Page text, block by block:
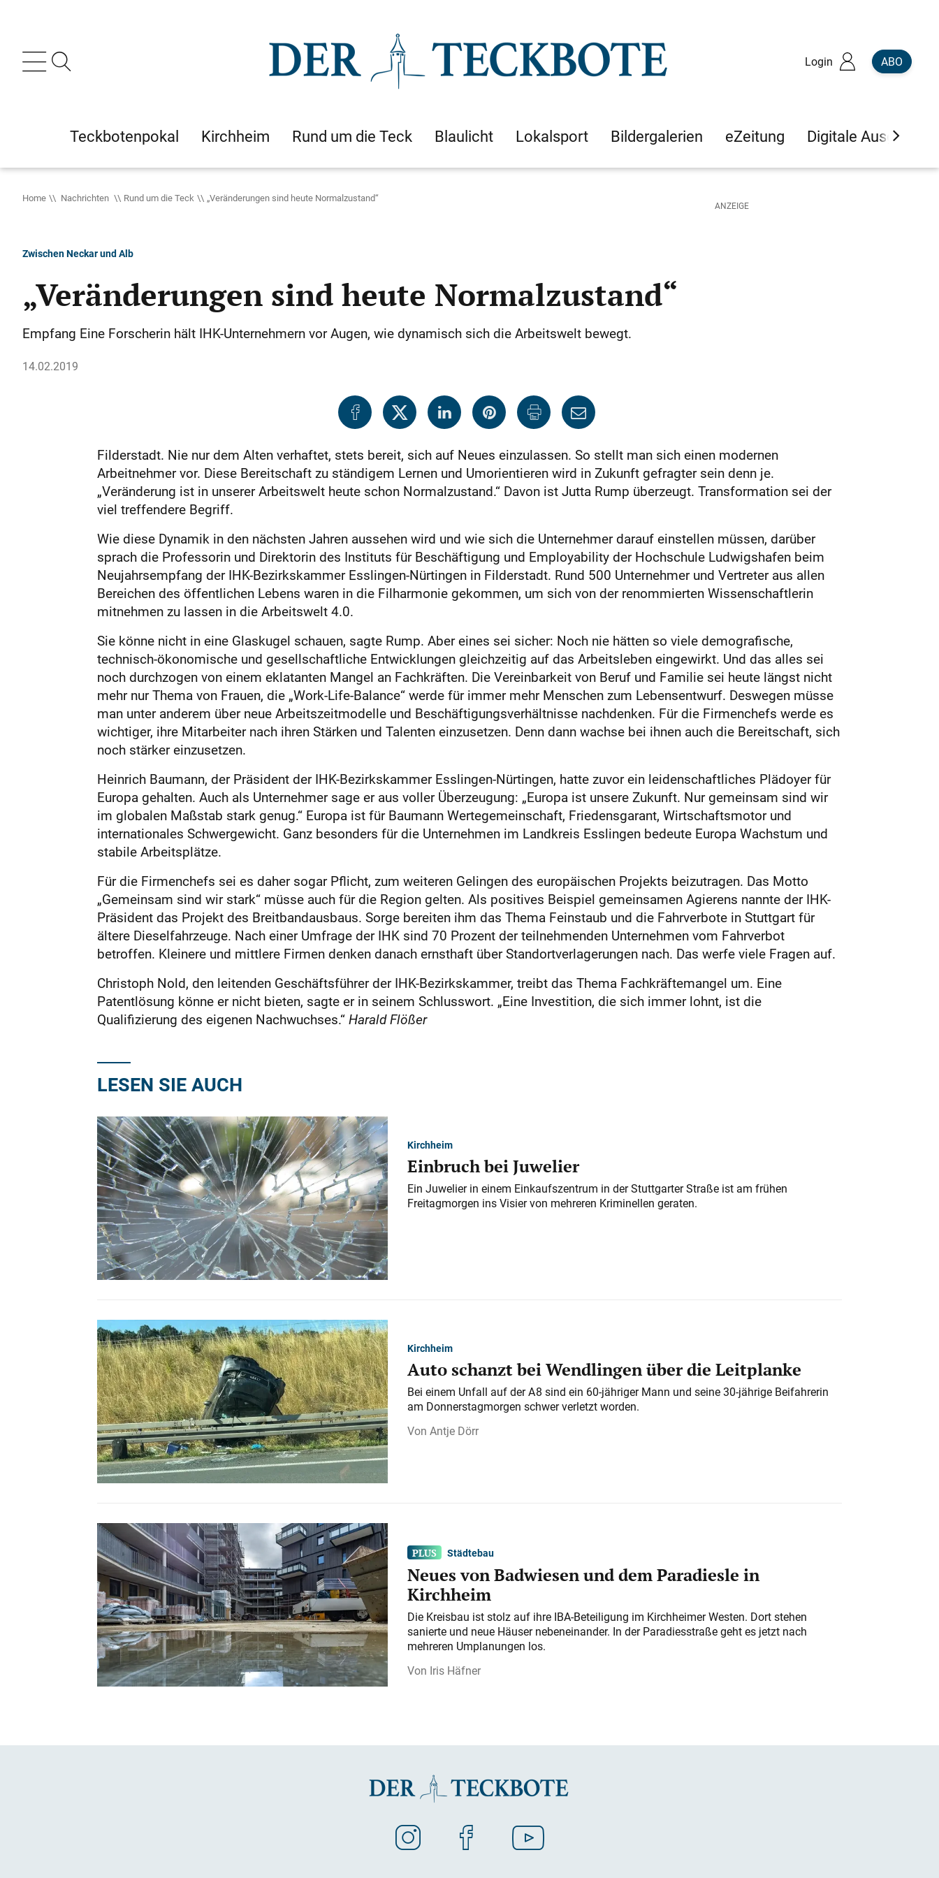
Login ABO
Teckbotenpokal Kirchheim Rund um die Teck Blaulicht Lokalsport Bildergalerien eZeitung Digitale Ausgaben
Home Nachrichten Rund um die Teck „Veränderungen sind heute Normalzustand“
Zwischen Neckar und Alb
„Veränderungen sind heute Normalzustand“
Empfang Eine Forscherin hält IHK-Unternehmern vor Augen, wie dynamisch sich die Arbeitswelt bewegt.
14.02.2019
Filderstadt. Nie nur dem Alten verhaftet, stets bereit, sich auf Neues einzulassen. So stellt man sich einen modernen
Arbeitnehmer vor. Diese Bereitschaft zu ständigem Lernen und Umorientieren wird in Zukunft gefragter sein denn je.
„Veränderung ist in unserer Arbeitswelt heute schon Normalzustand.“ Davon ist Jutta Rump überzeugt. Transformation sei der
viel treffendere Begriff.
Wie diese Dynamik in den nächsten Jahren aussehen wird und wie sich die Unternehmer darauf einstellen müssen, darüber
sprach die Professorin und Direktorin des Instituts für Beschäftigung und Employability der Hochschule Ludwigshafen beim
Neujahrsempfang der IHK-Bezirkskammer Esslingen-Nürtingen in Filderstadt. Rund 500 Unternehmer und Vertreter aus allen
Bereichen des öffentlichen Lebens waren in die Filharmonie gekommen, um sich von der renommierten Wissenschaftlerin
mitnehmen zu lassen in die Arbeitswelt 4.0.
Sie könne nicht in eine Glaskugel schauen, sagte Rump. Aber eines sei sicher: Noch nie hätten so viele demografische,
technisch-ökonomische und gesellschaftliche Entwicklungen gleichzeitig auf das Arbeitsleben eingewirkt. Und das alles sei
noch durchzogen von einem eklatanten Mangel an Fachkräften. Die Vereinbarkeit von Beruf und Familie sei heute längst nicht
mehr nur Thema von Frauen, die „Work-Life-Balance“ werde für immer mehr Menschen zum Lebensentwurf. Deswegen müsse
man unter anderem über neue Arbeitszeitmodelle und Beschäftigungsverhältnisse nachdenken. Für die Firmenchefs werde es
wichtiger, ihre Mitarbeiter nach ihren Stärken und Talenten einzusetzen. Denn dann wachse bei ihnen auch die Bereitschaft, sich
noch stärker einzusetzen.
Heinrich Baumann, der Präsident der IHK-Bezirkskammer Esslingen-Nürtingen, hatte zuvor ein leidenschaftliches Plädoyer für
Europa gehalten. Auch als Unternehmer sage er aus voller Überzeugung: „Europa ist unsere Zukunft. Nur gemeinsam sind wir
im globalen Maßstab stark genug.“ Europa ist für Baumann Wertegemeinschaft, Friedensgarant, Wirtschaftsmotor und
internationales Schwergewicht. Ganz besonders für die Unternehmen im Landkreis Esslingen bedeute Europa Wachstum und
stabile Arbeitsplätze.
Für die Firmenchefs sei es daher sogar Pflicht, zum weiteren Gelingen des europäischen Projekts beizutragen. Das Motto
„Gemeinsam sind wir stark“ müsse auch für die Region gelten. Als positives Beispiel gemeinsamen Agierens nannte der IHK-
Präsident das Projekt des Breitbandausbaus. Sorge bereiten ihm das Thema Feinstaub und die Fahrverbote in Stuttgart für
ältere Dieselfahrzeuge. Nach einer Umfrage der IHK sind 70 Prozent der teilnehmenden Unternehmen vom Fahrverbot
betroffen. Kleinere und mittlere Firmen denken danach ernsthaft über Standortverlagerungen nach. Das werfe viele Fragen auf.
Christoph Nold, den leitenden Geschäftsführer der IHK-Bezirkskammer, treibt das Thema Fachkräftemangel um. Eine
Patentlösung könne er nicht bieten, sagte er in seinem Schlusswort. „Eine Investition, die sich immer lohnt, ist die
Qualifizierung des eigenen Nachwuchses.“Harald Flößer
LESEN SIE AUCH
Kirchheim
Einbruch bei Juwelier
Ein Juwelier in einem Einkaufszentrum in der Stuttgarter Straße ist am frühen
Freitagmorgen ins Visier von mehreren Kriminellen geraten.
Kirchheim
Auto schanzt bei Wendlingen über die Leitplanke
Bei einem Unfall auf der A 8 sind ein 60-jähriger Mann und seine 30-jährige Beifahrerin
am Donnerstagmorgen schwer verletzt worden.
Antje Dörr
Städtebau
Neues von Badwiesen und dem Paradiesle in
Kirchheim
Die Kreisbau ist stolz auf ihre IBA-Beteiligung im Kirchheimer Westen. Dort stehen
sanierte und neue Häuser nebeneinander. In der Paradiesstraße geht es jetzt nach
mehreren Umplanungen los.
Iris Häfner